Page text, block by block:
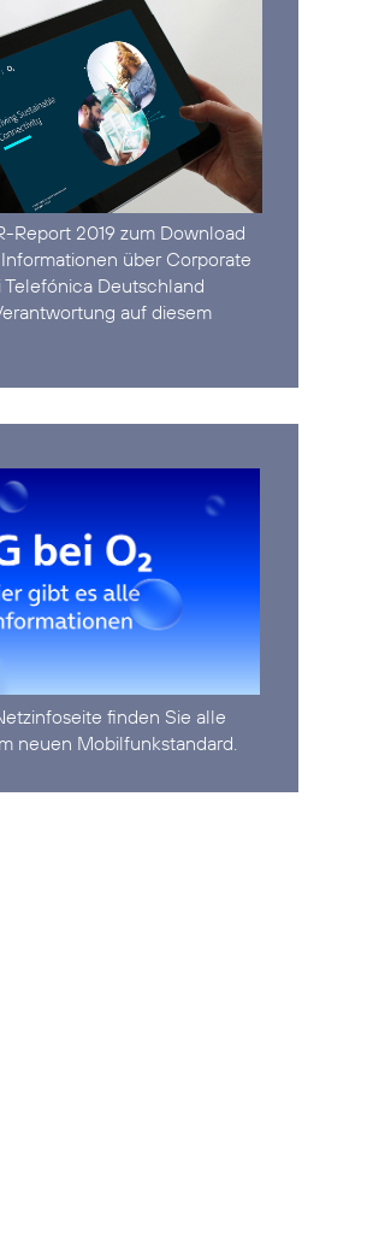
Report 2019 zum Download
über Corporate
Telefónica Deutschland
auf diesem
finden Sie alle
neuen Mobilfunkstandard.